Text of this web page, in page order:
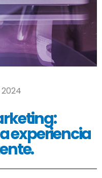
experiencia